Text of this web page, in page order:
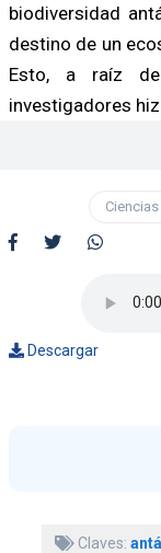
biodiversidad
destino de un
Esto, a raíz
investigadores
Ciencias
Descargar
Claves: